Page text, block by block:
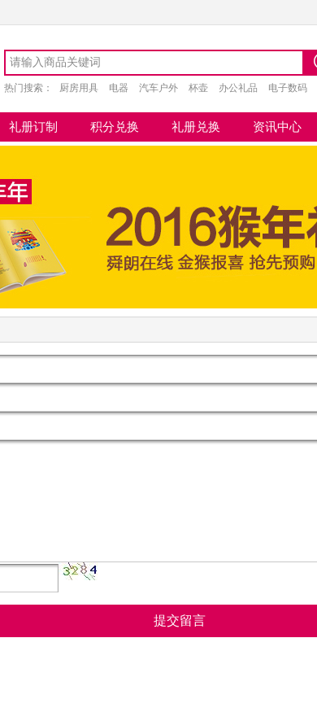
热门搜索： 厨房用具 电器 汽车户外 杯壶 办公礼品 电子数码
兑换 积分兑换 生日礼兑换
礼册订制 积分兑换 礼册兑换 资讯中心